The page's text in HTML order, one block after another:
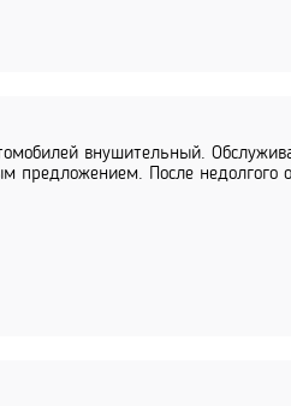
внушительный.
предложением. После недолгого